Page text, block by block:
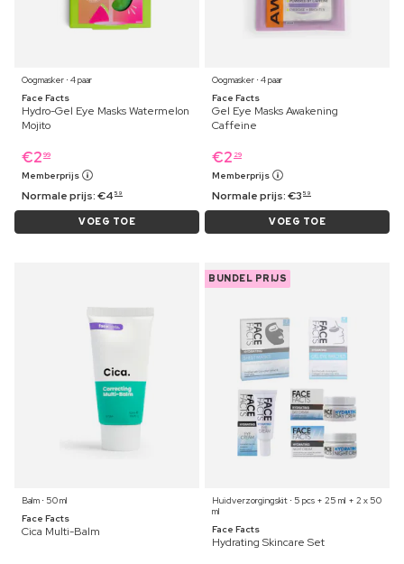
Oogmasker ⋅ 4 paar
Face Facts
Hydro-Gel Eye Masks Watermelon
Mojito
€2 99
Memberprijs
Normale prijs:€4 59
VOEG TOE
Oogmasker ⋅ 4 paar
Face Facts
Gel Eye Masks Awakening
Caffeine
€2 29
Memberprijs
Normale prijs:€3 59
VOEG TOE
Balm ⋅ 50 ml
Face Facts
Cica Multi-Balm
BUNDEL PRIJS
Huidverzorgingskit ⋅ 5 pcs + 25 ml + 2 x 50
ml
Face Facts
Hydrating Skincare Set